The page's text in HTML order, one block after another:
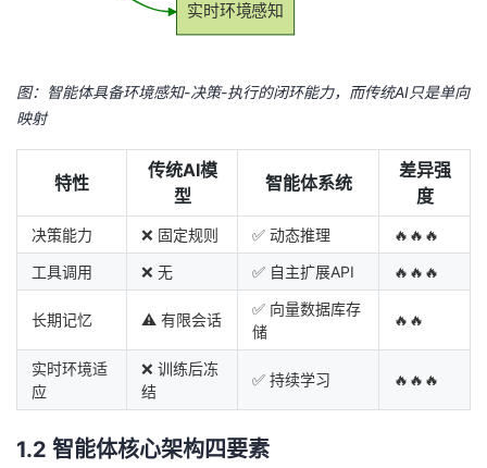
实时环境感知
图：智能体具备环境感知-决策-执行的闭环能力，而传统AI只是单向
映射
特性
传统AI模
型
智能体系统
差异强
度
决策能力 ❌ 固定规则 ✅ 动态推理
🔥🔥🔥
工具调用
❌ 无 ✅ 自主扩展API 🔥🔥🔥
长期记忆 ⚠️ 有限会话
✅ 向量数据库存
储
🔥🔥
实时环境适
应
❌ 训练后冻
结
✅ 持续学习 🔥🔥🔥
1.2 智能体核心架构四要素